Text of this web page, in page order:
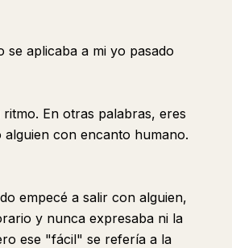
aplicaba a mi yo pasado
En otras palabras, eres
con encanto humano.
empecé a salir con alguien,
y nunca expresaba ni la
ese "fácil" se refería a la